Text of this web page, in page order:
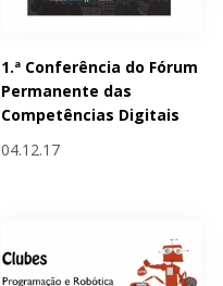
1.ª Conferência do Fórum
Permanente das
Competências Digitais
04.12.17